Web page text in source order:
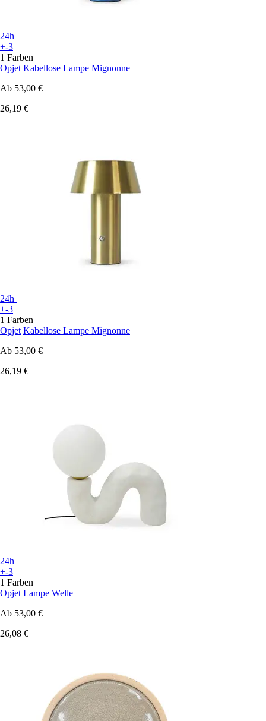
24h
+-3
1 Farben
Opjet Kabellose Lampe Mignonne
Ab 53,00 €
26,19 €
24h
+-3
1 Farben
Opjet Kabellose Lampe Mignonne
Ab 53,00 €
26,19 €
24h
+-3
1 Farben
Opjet Lampe Welle
Ab 53,00 €
26,08 €